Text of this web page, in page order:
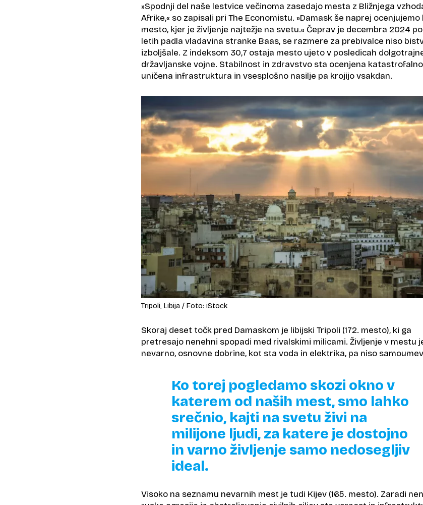
»Spodnji del naše lestvice večinoma zasedajo mesta z Bližnjega
Afrike,« so zapisali pri The Economistu. »Damask še naprej ocenjujemo
mesto, kjer je življenje najtežje na svetu.« Čeprav je decembra 2024 po
letih padla vladavina stranke Baas, se razmere za prebivalce niso
izboljšale. Z indeksom 30,7 ostaja mesto ujeto v posledicah
državljanske vojne. Stabilnost in zdravstvo sta ocenjena
uničena infrastruktura in vsesplošno nasilje pa krojijo vsakdan.
Tripoli, Libija / Foto: iStock
Skoraj deset točk pred Damaskom je libijski Tripoli (172. mesto), ki ga
pretresajo nenehni spopadi med rivalskimi milicami. Življenje v mestu
nevarno, osnovne dobrine, kot sta voda in elektrika, pa niso
Ko torej pogledamo skozi okno v
katerem od naših mest, smo lahko
srečnio, kajti na svetu živi na
milijone ljudi, za katere je dostojno
in varno življenje samo nedosegljiv
ideal.
Visoko na seznamu nevarnih mest je tudi Kijev (165. mesto). Zaradi